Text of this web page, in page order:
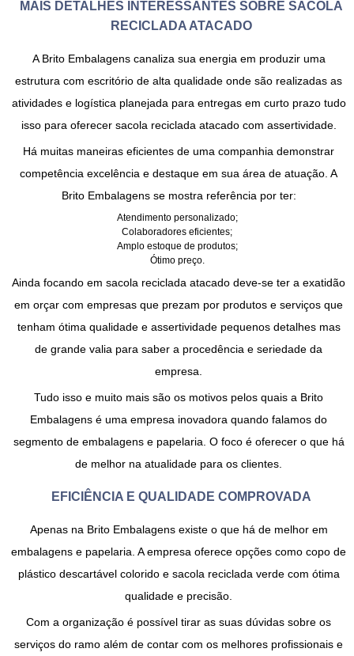
MAIS DETALHES INTERESSANTES SOBRE SACOLA
RECICLADA ATACADO
A Brito Embalagens canaliza sua energia em produzir uma
estrutura com escritório de alta qualidade onde são realizadas as
atividades e logística planejada para entregas em curto prazo tudo
isso para oferecer sacola reciclada atacadocom assertividade.
Há muitas maneiras eficientes de uma companhia demonstrar
competência excelência e destaque em sua área de atuação. A
Brito Embalagens se mostra referência por ter:
Atendimento personalizado;
Colaboradores eficientes;
Amplo estoque de produtos;
Ótimo preço.
Ainda focando em sacola reciclada atacado deve-se ter a exatidão
em orçar com empresas que prezam por produtos e serviços que
tenham ótima qualidade e assertividade pequenos detalhes mas
de grande valia para saber a procedência e seriedade da
empresa.
Tudo isso e muito mais são os motivos pelos quais a Brito
Embalagens é uma empresa inovadora quando falamos do
segmento de embalagens e papelaria. O foco é oferecer o que há
de melhor na atualidade para os clientes.
EFICIÊNCIA E QUALIDADE COMPROVADA
Apenas na Brito Embalagens existe o que há de melhor em
embalagens e papelaria. A empresa oferece opções como copo de
plástico descartável colorido e sacola reciclada verde com ótima
qualidade e precisão.
Com a organização é possível tirar as suas dúvidas sobre os
serviços do ramo além de contar com os melhores profissionais e